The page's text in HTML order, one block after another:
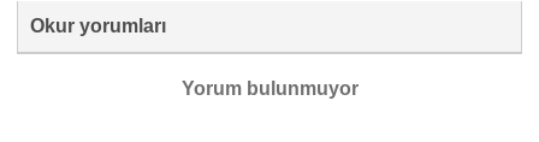
Okur yorumları
Yorum bulunmuyor